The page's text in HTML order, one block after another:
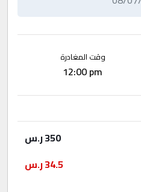
وقت المغادرة
12:00 pm
350ر.س
34.5ر.س